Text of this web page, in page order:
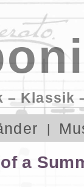
– Klassik
a